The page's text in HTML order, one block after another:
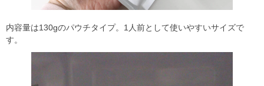
内容量は130gのパウチタイプ。1人前として使いやすいサイズで
す。